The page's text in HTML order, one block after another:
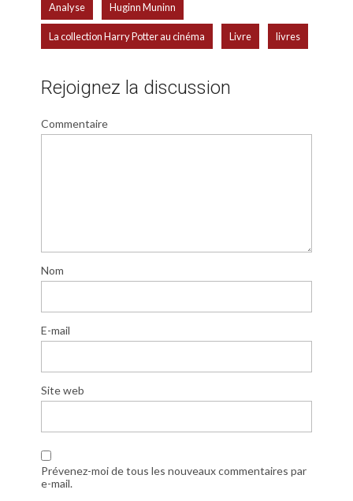
Analyse Huginn Muninn
La collection Harry Potter au cinéma Livre livres
Rejoignez la discussion
Commentaire
Nom
E-mail
Site web
Prévenez-moi de tous les nouveaux commentaires par
e-mail.